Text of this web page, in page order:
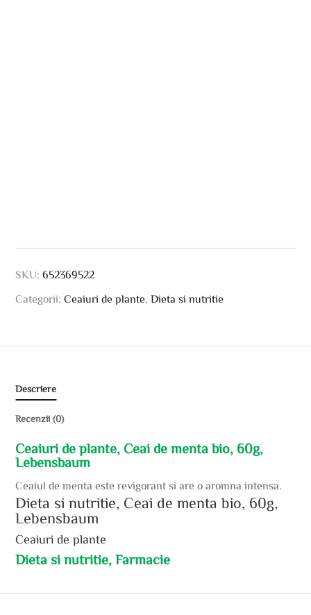
SKU:652369522
Categorii:Ceaiuri de plante ,Dieta si nutritie
Descriere
Recenzii (0)
Ceaiuri de plante, Ceai de menta bio, 60g,
Lebensbaum
Ceaiul de menta este revigorant si are o aromna intensa.
Dieta si nutritie, Ceai de menta bio, 60g,
Lebensbaum
Ceaiuri de plante
Dieta si nutritie, Farmacie